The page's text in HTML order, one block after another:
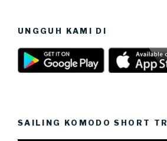
UNGGUH KAMI DI
SAILING KOMODO SHORT